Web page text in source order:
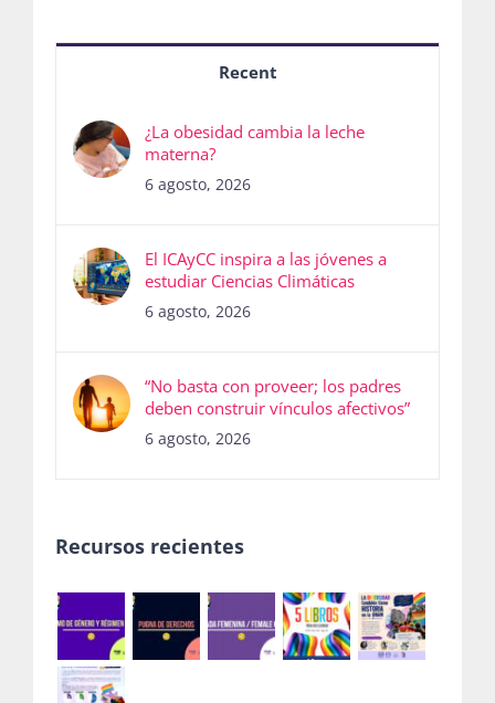
Recent
¿La obesidad cambia la leche
materna?
6 agosto, 2026
El ICAyCC inspira a las jóvenes a
estudiar Ciencias Climáticas
6 agosto, 2026
“No basta con proveer; los padres
deben construir vínculos afectivos”
6 agosto, 2026
Recursos recientes